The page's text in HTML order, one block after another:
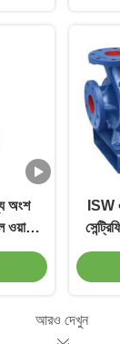
অংশ
ওয়াটার
ISW
আরও দেখুন